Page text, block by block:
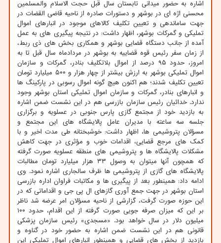
اشاره به حضور میدانی تابستان سال قبل حجت الاسلام والمسلمین
محسنی اژه ای در بوشهر و دستورات صادره از ناحیه قاضی القضات در
جهت ساماندهی و تعیین تکلیف کالاهای موجود در انبارهای اموال
تملیکی و گمرکات بوشهر، اظهار داشت: در نتیجه پیگیری های به عمل
آمده از جانب دستگاه قضایی بوشهر و همکاری بخش های ذی ربط،
از زمان سفر رئیس قوه قضاییه به بوشهر در مردادماه سال قبل تا به
امروز، حدود ۹۵ درصد از اموال بلاتکلیف بنادر، گمرکات و سازمان
اموال تملیکی بوشهر به ارزش بیشتر از چهار هزار و ۵۰۰ میلیارد تومان
تعیین تکلیف شدند؛ هم اکنون هیچ گونه اموال رسوبی در پارکینگ ها
و انبارهای بنادر، گمرکات و سازمان اموال تملیکی استان بوشهر وجود
ندارد. خدائیان رئیس سازمان بازرسی هم در این نشست ضمن اشاره
به بازدید خود از مجتمع گازی پارس جنوبی در عسلویه و برگزاری
جلسه سه ساعته با مدیران عامل پالایشگاه های این مجتمع و
مسؤلان پتروشیمی ها، اظهار داشت: خوشبختانه طی مدت اخیر و با
کمک های مرجع قضایی، اقدامات خوب و مؤثری در جهت کاهش
مشکلات پالایشگاه ها و پتروشیمی های منطقه عسلویه صورت گرفته
که همچون آنها میتوان به وصول ۳۳ هزار میلیارد تومان مطالبات
پالایشگاه های گازی از پتروشیمی ها ظرف سالجاری اشاره نمود. وی
ادامه داد: همینطور بعد از پیگیری ها و مکاتبات فراوان اداره بازرسی
استان بوشهر در جهت جمع آوری گازهای ال پی جی و اقداماتی که در
این حوزه صورت گرفت، گزارشی از ناحیه مسؤلان امر عرضه شد ناظر
بر این که میزان صرفه جویی صورت گرفته از این اقدام، حدود ۱۰۰
میلیون دلار در سال خواهد بود. «مسجدی» رئیس سازمان پزشکی
قانونی هم در این نشست ضمن اشاره به حضور خود در گناوه و
بازدید از بخش های قضایی و همینطور انبارهای اموال تملیکی این